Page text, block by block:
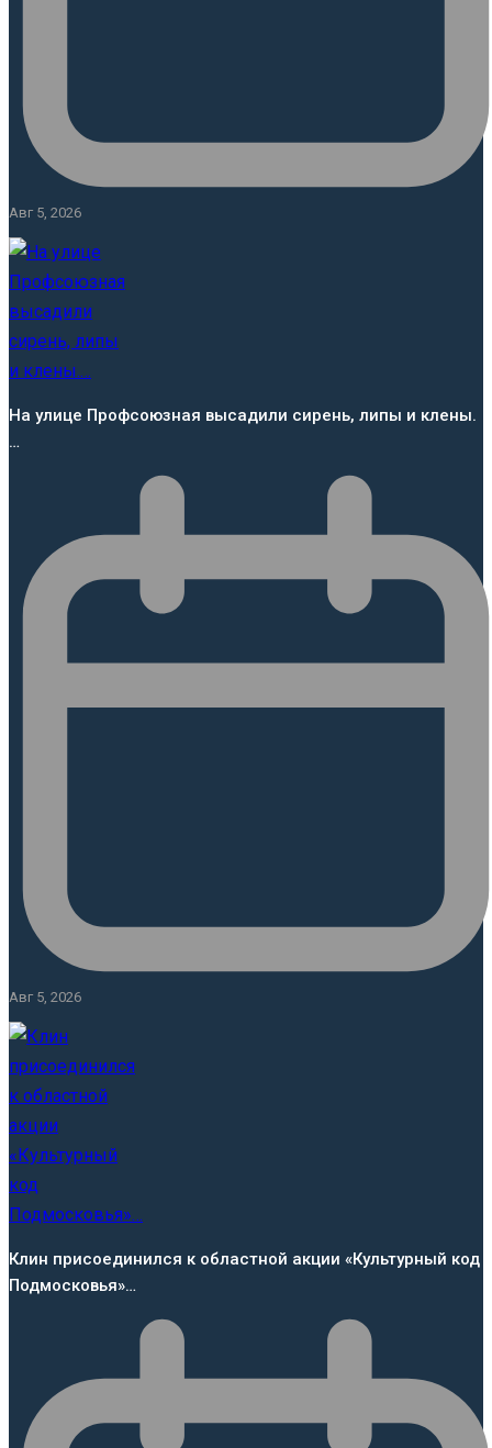
Авг 5, 2026
На улице Профсоюзная высадили сирень, липы и клены.
…
Авг 5, 2026
Клин присоединился к областной акции «Культурный код
Подмосковья»…